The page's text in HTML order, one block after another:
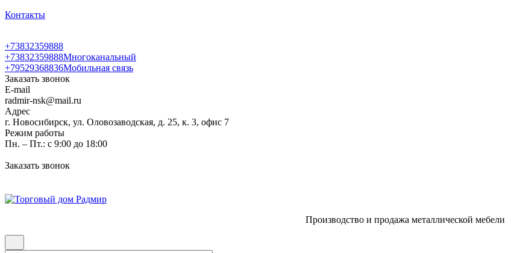
Контакты
+73832359888
+73832359888Многоканальный
+79529368836Мобильная связь
Заказать звонок
E-mail
radmir-nsk@mail.ru
Адрес
г. Новосибирск, ул. Оловозаводская, д. 25, к. 3, офис 7
Режим работы
Пн. – Пт.: с 9:00 до 18:00
Заказать звонок
Производство и продажа металлической мебели